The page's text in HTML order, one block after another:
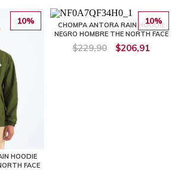
10%
HOODIE
FACE
10%
CHOMPA ANTORA RAIN HOODIE
NEGRO HOMBRE THE NORTH FACE
$229,90 $206,91